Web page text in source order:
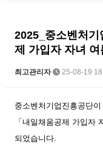
2025_중소벤처
제 가입자 자녀
최고관리자 25-08-19
본문
중소벤처기업진흥공단이
「내일채움공제 가입자
되었습니다.